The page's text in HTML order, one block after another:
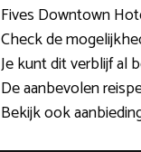
Fives Downtown
Check de
Je kunt dit verblijf al
De aanbevolen
Bekijk ook